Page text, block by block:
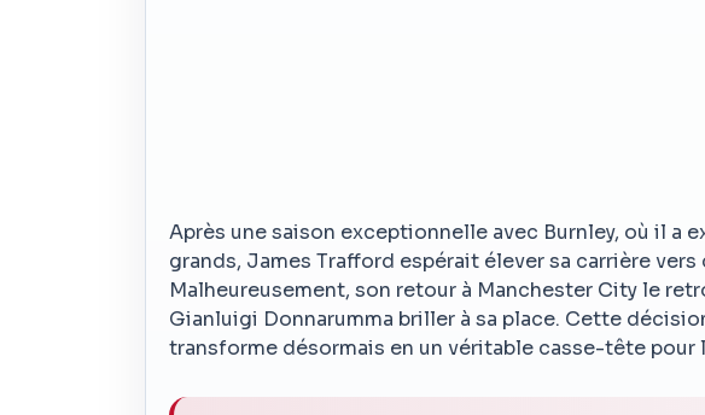
Après une saison exceptionnelle avec Burnley, où il a
grands, James Trafford espérait élever sa carrière
Malheureusement, son retour à Manchester City le
Gianluigi Donnarumma briller à sa place. Cette
transforme désormais en un véritable casse-tête pour